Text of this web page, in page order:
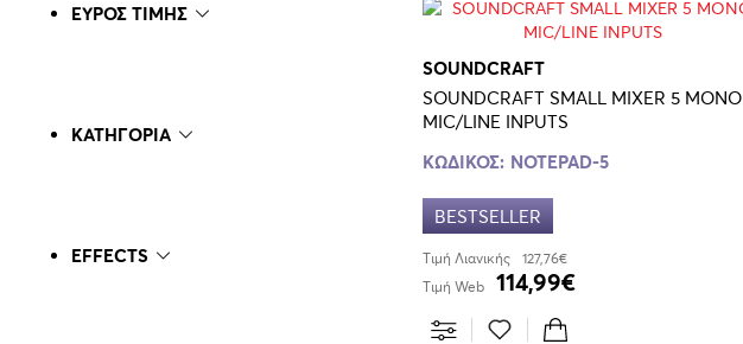
ΕΥΡΟΣ ΤΙΜΗΣ
ΚΑΤΗΓΟΡΙΑ
EFFECTS
SOUNDCRAFT
SOUNDCRAFT SMALL MIXER 5 MONO
MIC/LINE INPUTS
ΚΩΔΙΚΟΣ: NOTEPAD-5
BESTSELLER
Τιμή Λιανικής
127,76€
Τιμή Web
114,99€